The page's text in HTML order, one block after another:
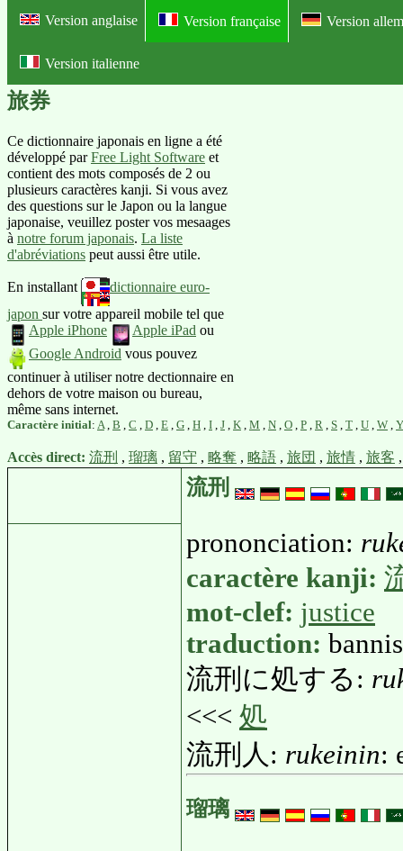
Version anglaise Version française Version
Version italienne
Online dictionnaire franco-japonais
旅券
Ce dictionnaire japonais en ligne a été
développé parFree Light Software et
contient des mots composés de 2 ou
plusieurs caractères kanji. Si vous avez
des questions sur le Japon ou la langue
japonaise, veuillez poster vos mesaages
à notre forum japonais. La liste
d'abréviations peut aussi être utile.
En installant
dictionnaire euro-
japon sur votre appareil mobile tel que
Apple iPhone
Apple iPad ou
Google Android vous pouvez
continuer à utiliser notre dectionnaire en
dehors de votre maison ou bureau,
même sans internet.
Caractère initial: A B C D E G H I J K M N O P R S T U W Y
Accès direct: 流刑 , 瑠璃 , 留守 , 略奪 , 略語 , 旅団 , 旅情 , 旅客
流刑
prononciation:
caractère kanji:
mot-clef: justice
traduction:
流刑に処する:
<<< 処
流刑人: rukeinin:
瑠璃